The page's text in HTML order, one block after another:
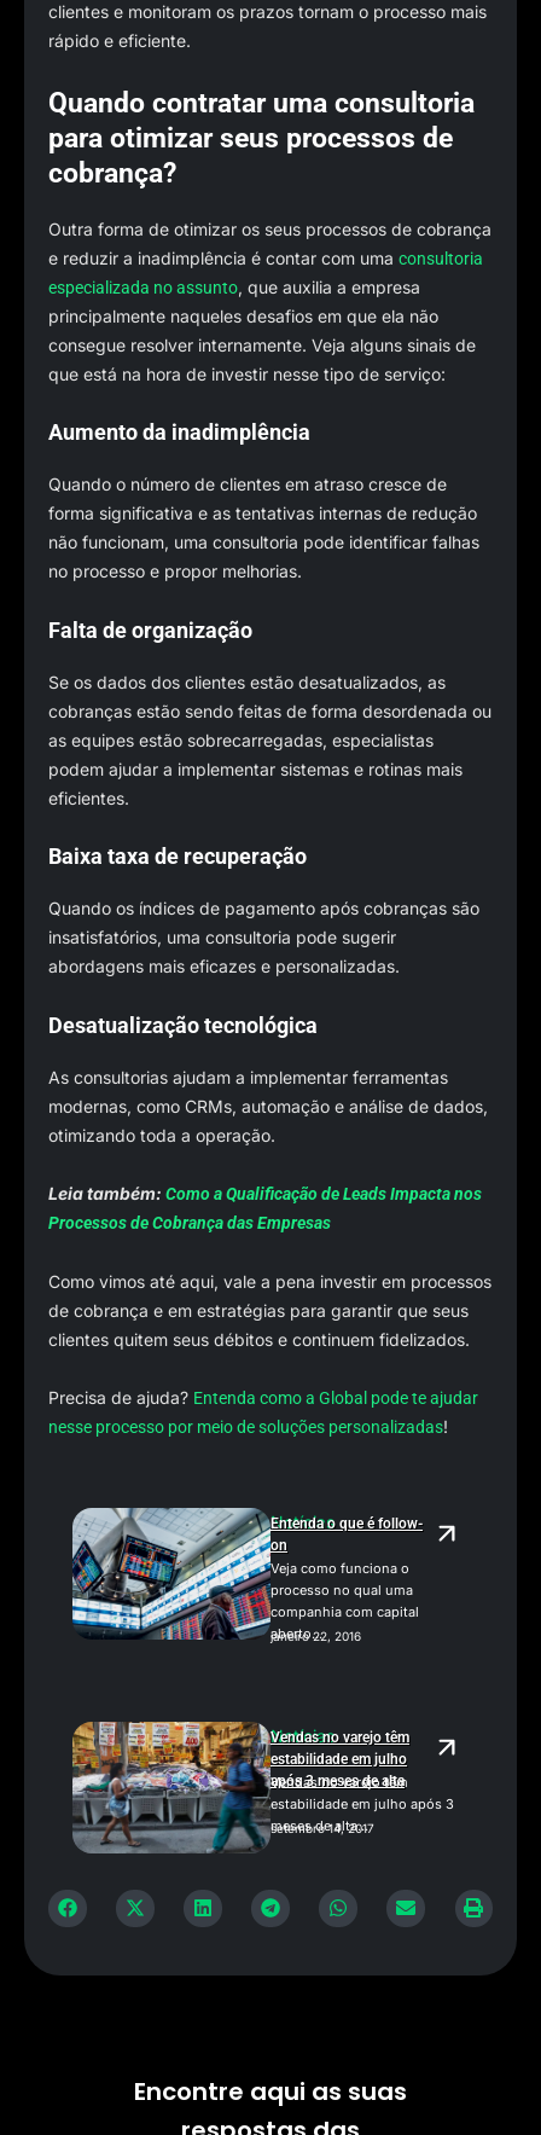
clientes e monitoram os prazos tornam o processo mais
rápido e eficiente.
Quando contratar uma consultoria
para otimizar seus processos de
cobrança?
Outra forma de otimizar os seus processos de cobrança
e reduzir a inadimplência é contar com uma consultoria
especializada no assunto, que auxilia a empresa
principalmente naqueles desafios em que ela não
consegue resolver internamente. Veja alguns sinais de
que está na hora de investir nesse tipo de serviço:
Aumento da inadimplência
Quando o número de clientes em atraso cresce de
forma significativa e as tentativas internas de redução
não funcionam, uma consultoria pode identificar falhas
no processo e propor melhorias.
Falta de organização
Se os dados dos clientes estão desatualizados, as
cobranças estão sendo feitas de forma desordenada ou
as equipes estão sobrecarregadas, especialistas
podem ajudar a implementar sistemas e rotinas mais
eficientes.
Baixa taxa de recuperação
Quando os índices de pagamento após cobranças são
insatisfatórios, uma consultoria pode sugerir
abordagens mais eficazes e personalizadas.
Desatualização tecnológica
As consultorias ajudam a implementar ferramentas
modernas, como CRMs, automação e análise de dados,
otimizando toda a operação.
Leia também: Como a Qualificação de Leads Impacta nos
Processos de Cobrança das Empresas
Como vimos até aqui, vale a pena investir em processos
de cobrança e em estratégias para garantir que seus
clientes quitem seus débitos e continuem fidelizados.
Precisa de ajuda? Entenda como a Global pode te ajudar
nesse processo por meio de soluções personalizadas!
Notícias
Entenda o que é follow-
on
Veja como funciona o
processo no qual uma
companhia com capital
aberto...
janeiro 22, 2016
Notícias
Vendas no varejo têm
estabilidade em julho
após 3 meses de alta
Vendas no varejo têm
estabilidade em julho após 3
meses de alta...
setembro 14, 2017
Encontre aqui as suas